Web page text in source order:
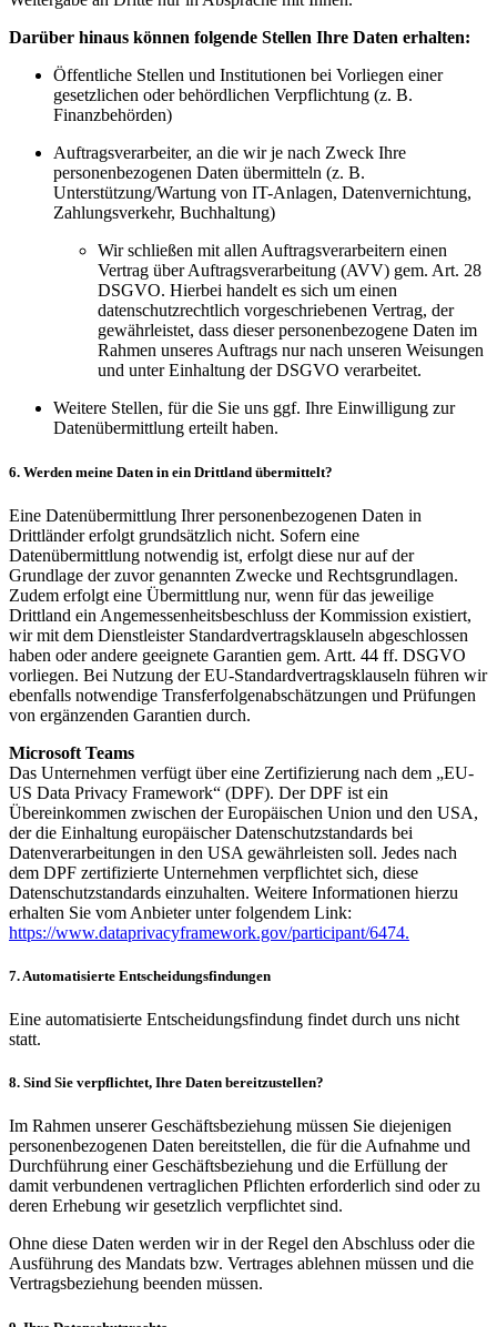
Darüber hinaus können folgende Stellen Ihre Daten erhalten:
Öffentliche Stellen und Institutionen bei Vorliegen einer
gesetzlichen oder behördlichen Verpflichtung (z. B.
Finanzbehörden)
Auftragsverarbeiter, an die wir je nach Zweck Ihre
personenbezogenen Daten übermitteln (z. B.
Unterstützung/Wartung von IT-Anlagen, Datenvernichtung,
Zahlungsverkehr, Buchhaltung)
Wir schließen mit allen Auftragsverarbeitern einen
Vertrag über Auftragsverarbeitung (AVV) gem. Art. 28
DSGVO. Hierbei handelt es sich um einen
datenschutzrechtlich vorgeschriebenen Vertrag, der
gewährleistet, dass dieser personenbezogene Daten im
Rahmen unseres Auftrags nur nach unseren Weisungen
und unter Einhaltung der DSGVO verarbeitet.
Weitere Stellen, für die Sie uns ggf. Ihre Einwilligung zur
Datenübermittlung erteilt haben.
6. Werden meine Daten in ein Drittland übermittelt?
Eine Datenübermittlung Ihrer personenbezogenen Daten in
Drittländer erfolgt grundsätzlich nicht. Sofern eine
Datenübermittlung notwendig ist, erfolgt diese nur auf der
Grundlage der zuvor genannten Zwecke und Rechtsgrundlagen.
Zudem erfolgt eine Übermittlung nur, wenn für das jeweilige
Drittland ein Angemessenheitsbeschluss der Kommission existiert,
wir mit dem Dienstleister Standardvertragsklauseln abgeschlossen
haben oder andere geeignete Garantien gem. Artt. 44 ff. DSGVO
vorliegen. Bei Nutzung der EU-Standardvertragsklauseln führen wir
ebenfalls notwendige Transferfolgenabschätzungen und Prüfungen
von ergänzenden Garantien durch.
Microsoft Teams
Das Unternehmen verfügt über eine Zertifizierung nach dem „EU-
US Data Privacy Framework“ (DPF). Der DPF ist ein
Übereinkommen zwischen der Europäischen Union und den USA,
der die Einhaltung europäischer Datenschutzstandards bei
Datenverarbeitungen in den USA gewährleisten soll. Jedes nach
dem DPF zertifizierte Unternehmen verpflichtet sich, diese
Datenschutzstandards einzuhalten. Weitere Informationen hierzu
erhalten Sie vom Anbieter unter folgendem Link:
https://www.dataprivacyframework.gov/participant/6474.
7. Automatisierte Entscheidungsfindungen
Eine automatisierte Entscheidungsfindung findet durch uns nicht
statt.
8. Sind Sie verpflichtet, Ihre Daten bereitzustellen?
Im Rahmen unserer Geschäftsbeziehung müssen Sie diejenigen
personenbezogenen Daten bereitstellen, die für die Aufnahme und
Durchführung einer Geschäftsbeziehung und die Erfüllung der
damit verbundenen vertraglichen Pflichten erforderlich sind oder zu
deren Erhebung wir gesetzlich verpflichtet sind.
Ohne diese Daten werden wir in der Regel den Abschluss oder die
Ausführung des Mandats bzw. Vertrages ablehnen müssen und die
Vertragsbeziehung beenden müssen.